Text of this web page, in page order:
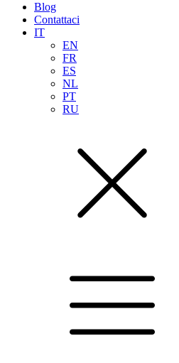
Blog
Contattaci
IT
EN
FR
ES
NL
PT
RU